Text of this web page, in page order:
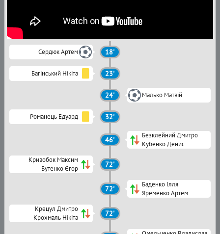
Сердюк Артем 18'
Багінський Нікіта 23'
24' Малько Матвій
Романець Едуард 32'
46'
Безклейний Дмитро
Кубенко Денис
Кривобок Максим
Бутенко Єгор
72'
72'
Баденко Ілля
Яременко Артем
Крецул Дмитро
Крохмаль Нікіта
72'